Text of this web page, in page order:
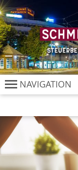
NAVIGATION
Cookie-Einstellungen